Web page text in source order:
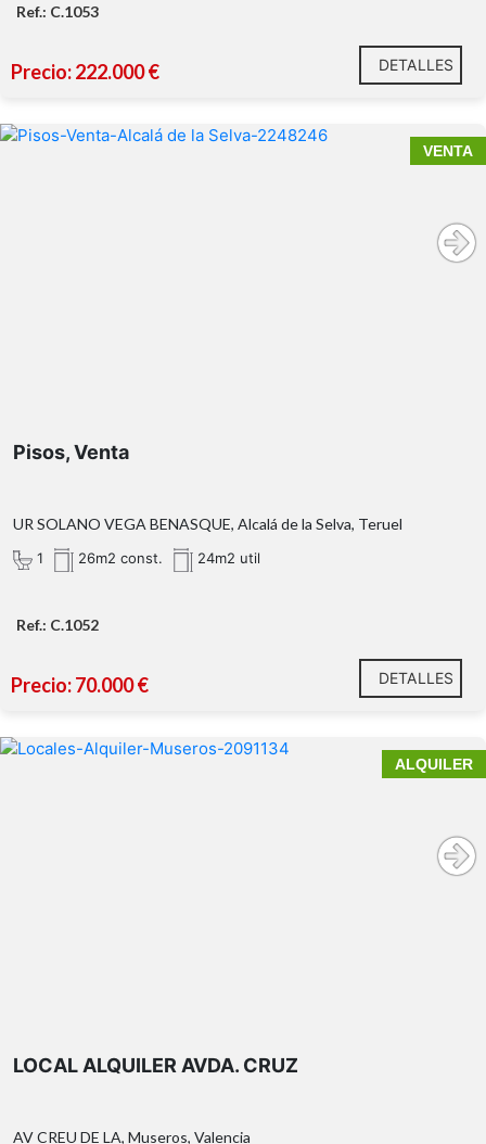
Ref.: C.1053
Precio: 222.000 € DETALLES
VENTA
Pisos, Venta
UR SOLANO VEGA BENASQUE, Alcalá de la Selva, Teruel
1 26m2 const. 24m2 util
Ref.: C.1052
Precio: 70.000 € DETALLES
ALQUILER
LOCAL ALQUILER AVDA. CRUZ
AV CREU DE LA, Museros, Valencia